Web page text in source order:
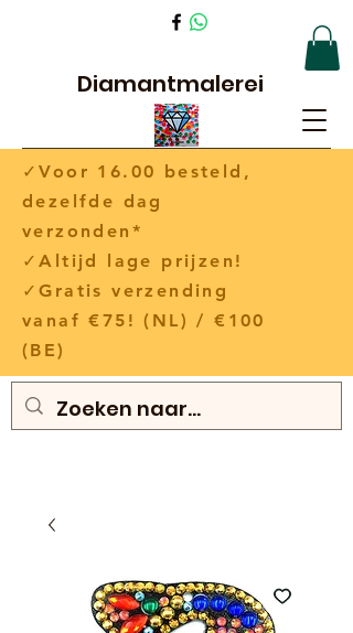
Diamantmalerei
✓Voor 16.00 besteld,
dezelfde dag
verzonden*
✓Altijd lage prijzen!
✓Gratis verzending
vanaf €75! (NL) / €100
(BE)